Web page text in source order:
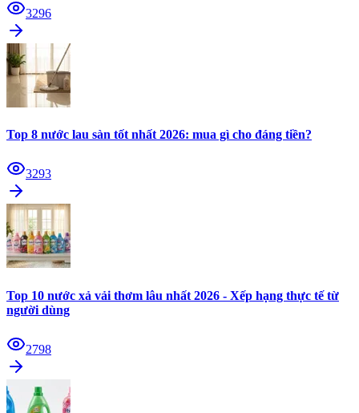
3296
Top 8 nước lau sàn tốt nhất 2026: mua gì cho đáng tiền?
3293
Top 10 nước xả vải thơm lâu nhất 2026 - Xếp hạng thực tế từ
người dùng
2798